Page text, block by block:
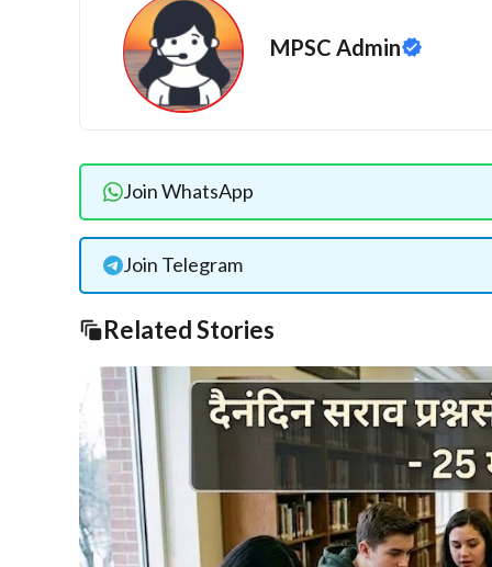
MPSC Admin
Join WhatsApp
Join Telegram
Related Stories